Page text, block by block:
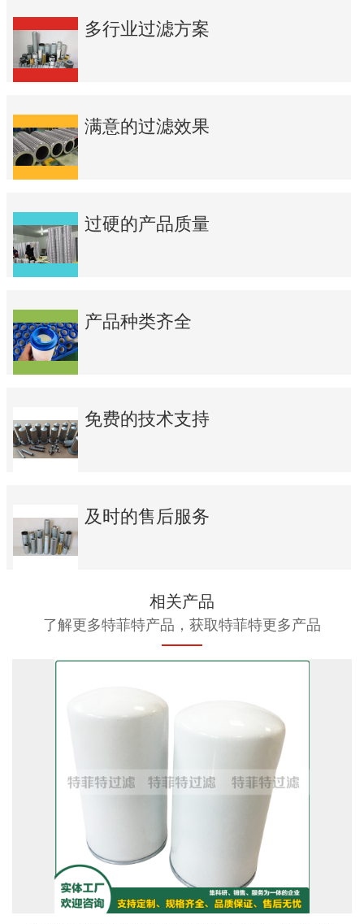
多行业过滤方案
满意的过滤效果
过硬的产品质量
产品种类齐全
免费的技术支持
及时的售后服务
相关产品
了解更多特菲特产品，获取特菲特更多产品